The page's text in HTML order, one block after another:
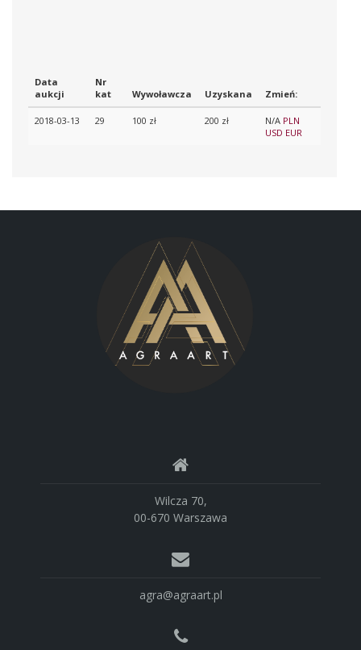
Data
aukcji
Nr
kat
Wywoławcza Uzyskana Zmień:
2018-03-13 29 100 zł 200 zł N/A PLN
USD EUR
Wilcza 70,
00-670 Warszawa
agra@agraart.pl